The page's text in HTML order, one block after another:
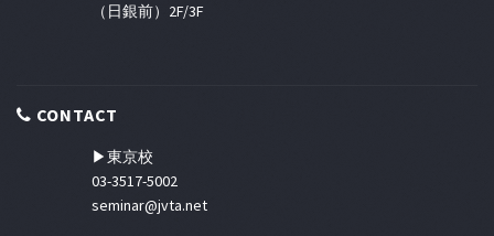
（日銀前）2F/3F
CONTACT
▶東京校
03-3517-5002
seminar@jvta.net